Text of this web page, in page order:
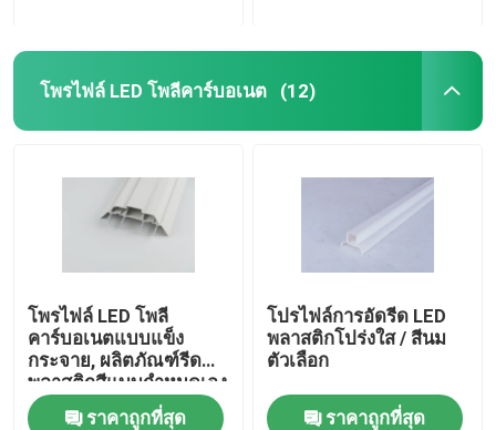
โพรไฟล์ LED โพลีคาร์บอเนต (12)
โพรไฟล์ LED โพลี
คาร์บอเนตแบบแข็ง
กระจาย, ผลิตภัณฑ์รีด
พลาสติกสีแบบกำหนดเอง
Custom
ราคาถูกที่สุด
โปรไฟล์การอัดรีด LED
พลาสติกโปร่งใส / สีนม
ตัวเลือก
ราคาถูกที่สุด